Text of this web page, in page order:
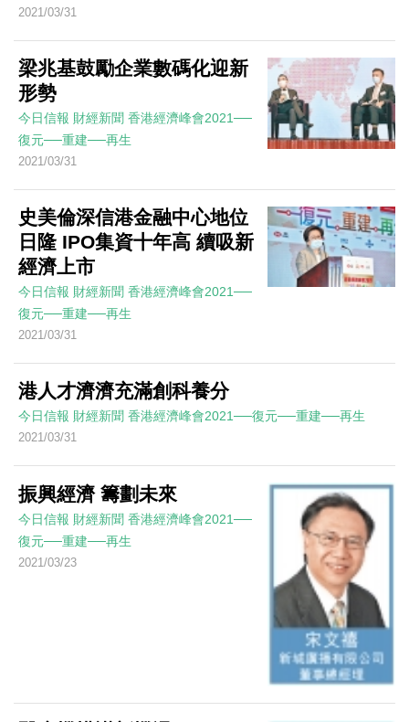
2021/03/31
梁兆基鼓勵企業數碼化迎新
形勢
今日信報 財經新聞 香港經濟峰會2021──
復元──重建──再生
2021/03/31
史美倫深信港金融中心地位
日隆 IPO集資十年高 續吸新
經濟上市
今日信報 財經新聞 香港經濟峰會2021──
復元──重建──再生
2021/03/31
港人才濟濟充滿創科養分
今日信報 財經新聞 香港經濟峰會2021──復元──重建──再生
2021/03/31
振興經濟 籌劃未來
今日信報 財經新聞 香港經濟峰會2021──
復元──重建──再生
2021/03/23